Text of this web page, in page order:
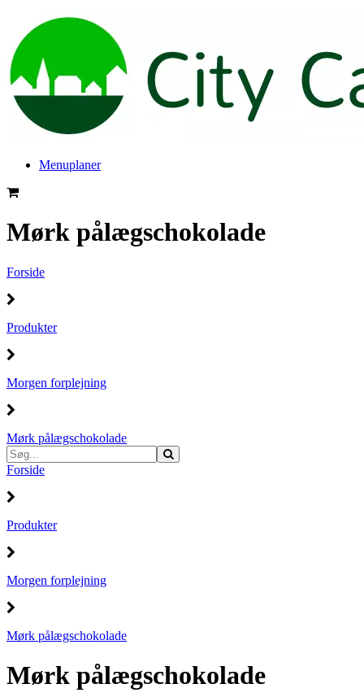
Menuplaner
Mørk pålægschokolade
Forside
Produkter
Morgen forplejning
Mørk pålægschokolade
Forside
Produkter
Morgen forplejning
Mørk pålægschokolade
Mørk pålægschokolade